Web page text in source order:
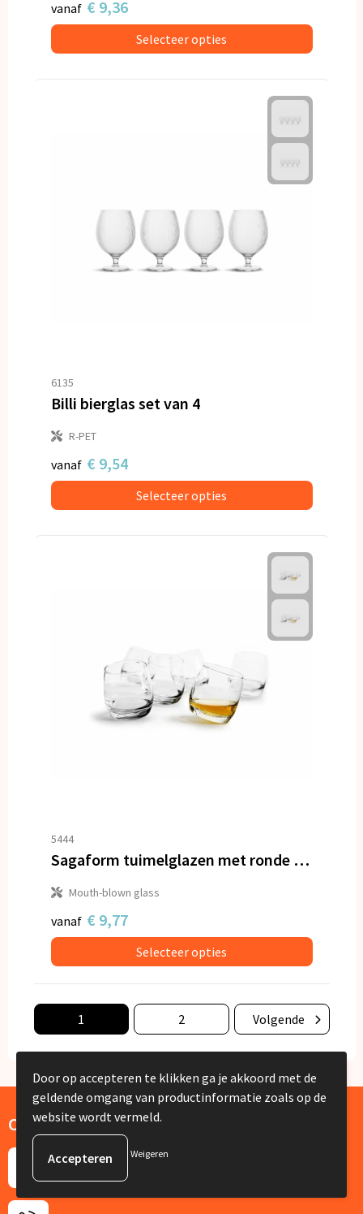
vanaf € 9,36
Selecteer opties
6135
Billi bierglas set van 4
R-PET
vanaf € 9,54
Selecteer opties
5444
Sagaform tuimelglazen met ronde bodem set 6 st. 300ml
Mouth-blown glass
vanaf € 9,77
Selecteer opties
1 2 Volgende
Contact
De Lus 13
1742 PH Schagen
Door op accepteren te klikken ga je akkoord met de
geldende omgang van productinformatie zoals op de
website wordt vermeld.
Weigeren